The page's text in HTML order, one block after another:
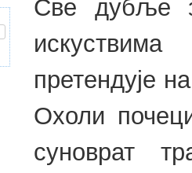
Све дубље
претендује
Охоли
суноврат